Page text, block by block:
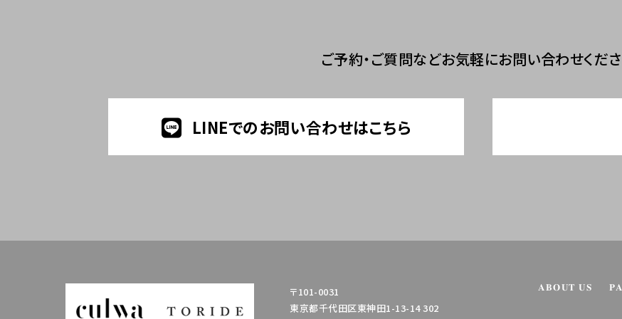
ご予約・ご質問などお気軽にお問い合わせくだ
LINEでのお問い合わせはこちら
〒101-0031
東京都千代田区東神田1-13-14 302
ABOUT US